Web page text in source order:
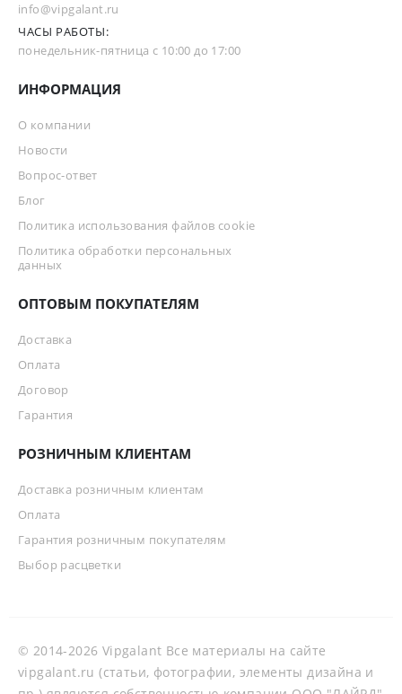
info@vipgalant.ru
ЧАСЫ РАБОТЫ:
понедельник-пятница с 10:00 до 17:00
ИНФОРМАЦИЯ
О компании
Новости
Вопрос-ответ
Блог
Политика использования файлов cookie
Политика обработки персональных
данных
ОПТОВЫМ ПОКУПАТЕЛЯМ
Доставка
Оплата
Договор
Гарантия
РОЗНИЧНЫМ КЛИЕНТАМ
Доставка розничным клиентам
Оплата
Гарантия розничным покупателям
Выбор расцветки
© 2014-2026 Vipgalant Все материалы на сайте
vipgalant.ru (статьи, фотографии, элементы дизайна и